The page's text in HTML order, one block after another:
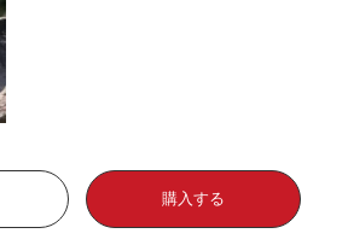
購入する